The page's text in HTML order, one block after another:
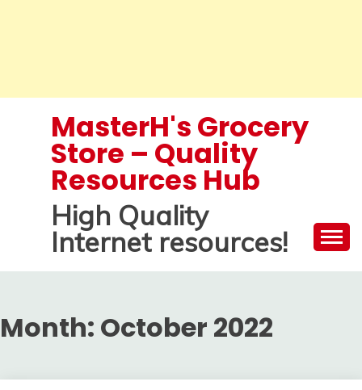
MasterH's Grocery
Store – Quality
Resources Hub
High Quality
Internet resources!
Month: October 2022